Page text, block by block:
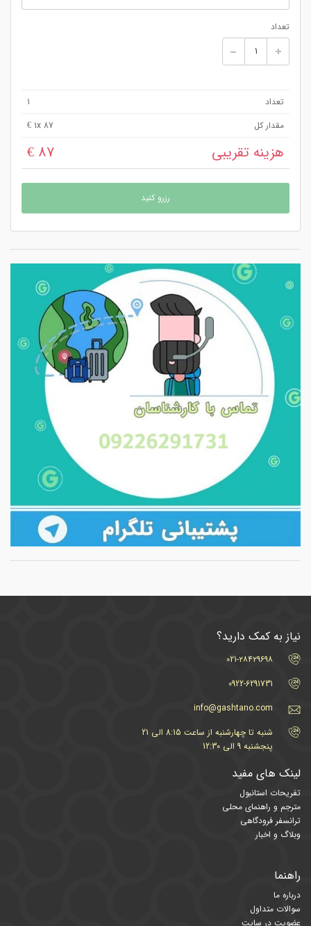
تعداد
تعداد
1
مقدار کل
1x 87 €
هزینه تقریبی 87 €
رزرو کنید
نیاز به کمک دارید؟
021-۲۸۴۲۹۶۹۸
0922-6291731
info@gashtano.com
شنبه تا چهارشنبه از ساعت 8:15 الی 21
پنجشنبه 9 الی 12:30
لینک های مفید
تفریحات استانبول
مترجم و راهنمای محلی
ترانسفر فرودگاهی
وبلاگ و اخبار
راهنما
درباره ما
سوالات متداول
عضویت در سایت